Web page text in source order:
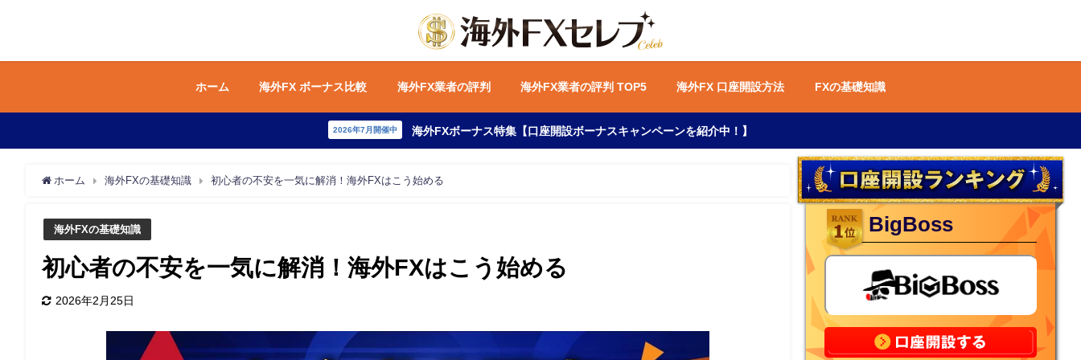
ホーム 海外FX ボーナス比較 海外FX業者の評判 海外FX業者の評判 TOP5 海外FX 口座開設方法 FXの基礎知識
2026年7月開催中 海外FXボーナス特集【口座開設ボーナスキャンペーンを紹介中！】
ホーム 海外FXの基礎知識 初心者の不安を一気に解消！海外FXはこう始める
海外FXの基礎知識
初心者の不安を一気に解消！海外FXはこう始める
2026年2月25日
BigBoss